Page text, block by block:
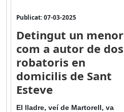
Publicat: 07-03-2025
Detingut un menor
com a autor de dos
robatoris en
domicilis de Sant
Esteve
El lladre, veí de Martorell, va